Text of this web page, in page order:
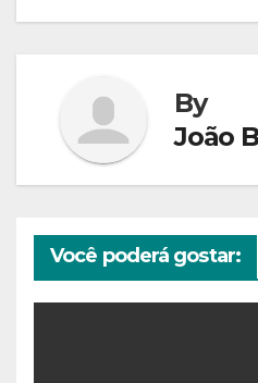
Post
By
João
Você poderá gostar: